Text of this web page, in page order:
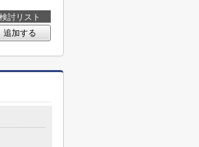
検討リスト
追加する